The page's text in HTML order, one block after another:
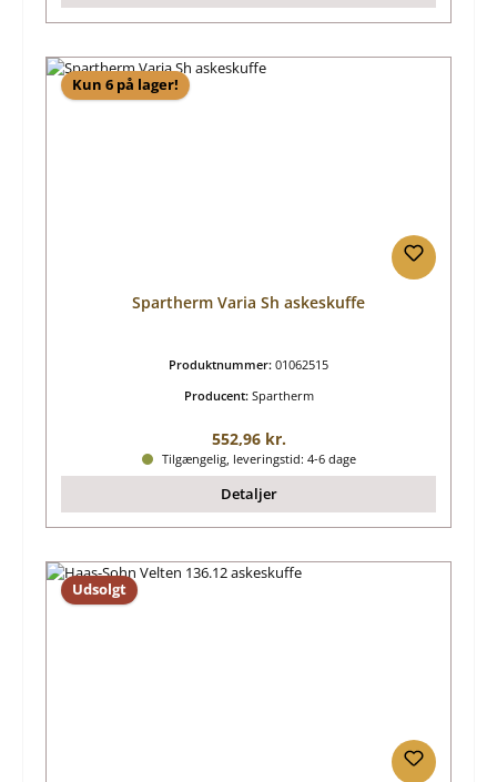
Kun 6 på lager!
Spartherm Varia Sh askeskuffe
Produktnummer: 01062515
Producent: Spartherm
Almindelig pris:
552,96 kr.
Tilgængelig, leveringstid: 4-6 dage
Detaljer
Udsolgt